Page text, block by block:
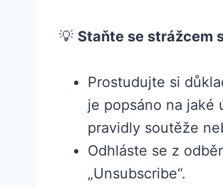
💡 Staňte se strážcem
Prostudujte si
je popsáno na jaké
pravidly soutěže
Odhláste se z
„Unsubscribe“.